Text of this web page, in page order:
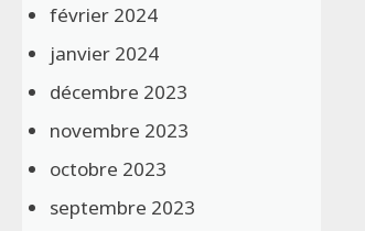
février 2024
janvier 2024
décembre 2023
novembre 2023
octobre 2023
septembre 2023